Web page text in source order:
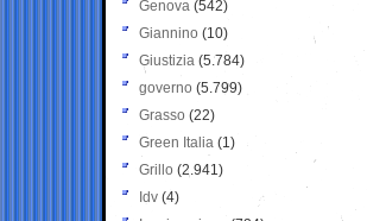
Genova (542)
Giannino (10)
Giustizia (5.784)
governo (5.799)
Grasso (22)
Green Italia (1)
Grillo (2.941)
Idv (4)